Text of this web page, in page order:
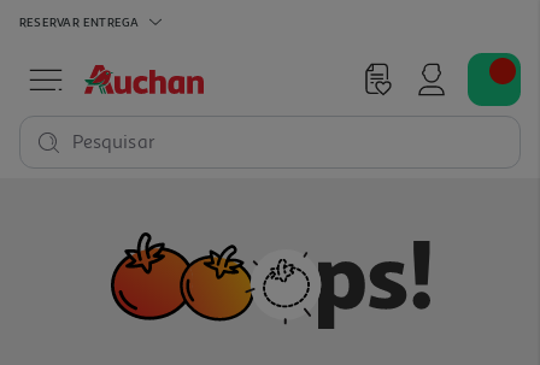
RESERVAR ENTREGA
Pesquisar